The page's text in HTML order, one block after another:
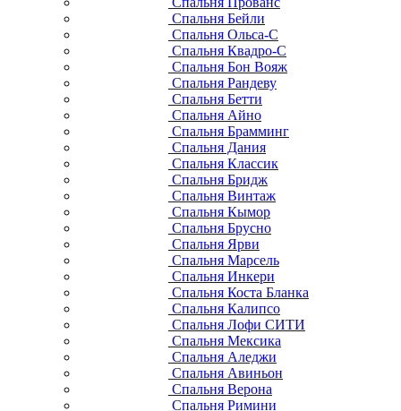
Спальня Бейли
Спальня Ольса-С
Спальня Квадро-С
Спальня Бон Вояж
Спальня Рандеву
Спальня Бетти
Спальня Айно
Спальня Брамминг
Спальня Дания
Спальня Классик
Спальня Бридж
Спальня Винтаж
Спальня Кымор
Спальня Брусно
Спальня Ярви
Спальня Марсель
Спальня Инкери
Спальня Коста Бланка
Спальня Калипсо
Спальня Лофи СИТИ
Спальня Мексика
Спальня Аледжи
Спальня Авиньон
Спальня Верона
Спальня Римини